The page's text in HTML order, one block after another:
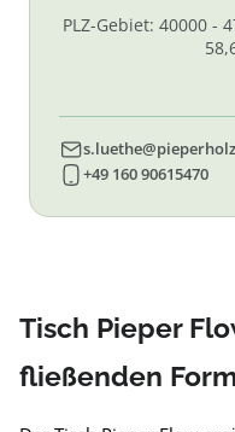
PLZ-Gebiet: 40000 -
+49 160 90615470
Tisch Pieper
fließenden